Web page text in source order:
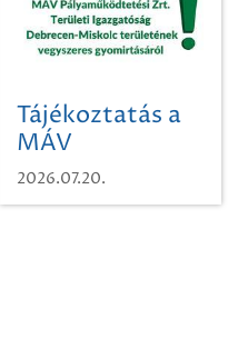
Tájékoztatás a
MÁV
Pályaműködtetési
Zrt. Területi
2026.07.20.